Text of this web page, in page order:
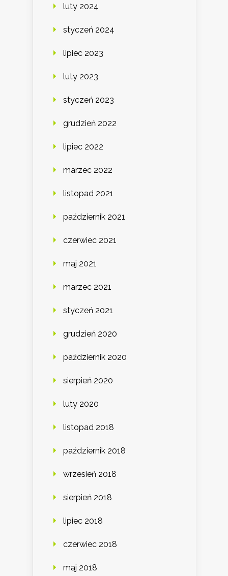
luty 2024
styczeń 2024
lipiec 2023
luty 2023
styczeń 2023
grudzień 2022
lipiec 2022
marzec 2022
listopad 2021
październik 2021
czerwiec 2021
maj 2021
marzec 2021
styczeń 2021
grudzień 2020
październik 2020
sierpień 2020
luty 2020
listopad 2018
październik 2018
wrzesień 2018
sierpień 2018
lipiec 2018
czerwiec 2018
maj 2018